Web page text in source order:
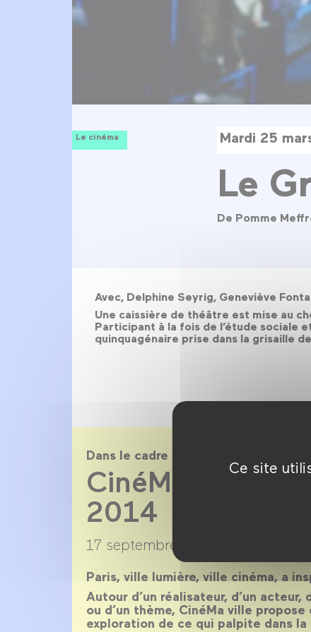
Ce site
Le cinéma Mardi 25
Le
De Pomme
Avec, Delphine Seyrig, Geneviève
Une caissière de théâtre est mise au
Participant à la fois de l’étude sociale
quinquagénaire prise dans la grisaille
Dans le cadre de
CinéMa ville
2014
17 septembre 2013 →
Paris, ville lumière, ville cinéma, a
Autour d’un réalisateur, d’un acteur,
ou d’un thème, CinéMa ville propose
exploration de ce qui palpite dans la